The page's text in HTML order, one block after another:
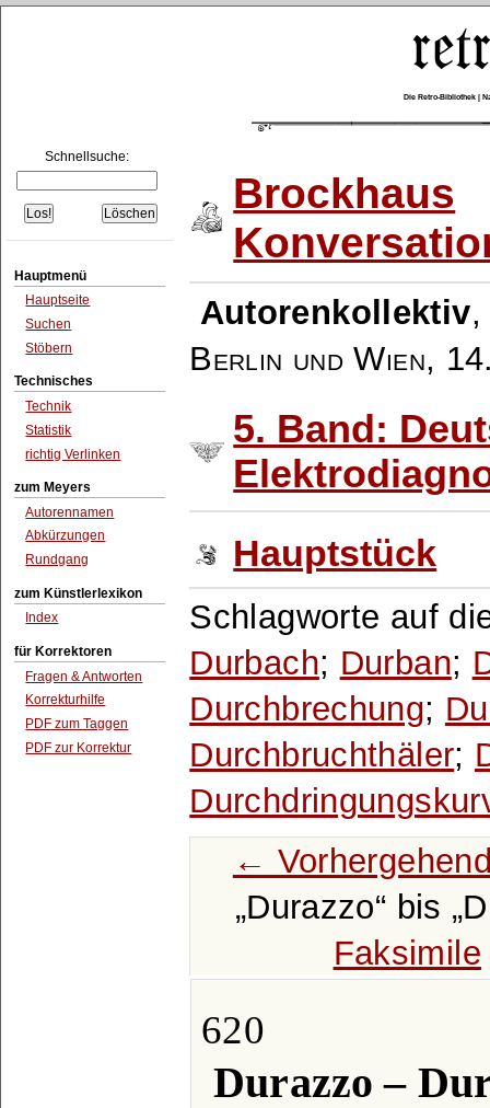
Die Retro-Bibliothek |
Schnellsuche:
Hauptmenü
Hauptseite
Suchen
Stöbern
Technisches
Technik
Statistik
richtig Verlinken
zum Meyers
Autorennamen
Abkürzungen
Rundgang
zum Künstlerlexikon
Index
für Korrektoren
Fragen & Antworten
Korrekturhilfe
PDF zum Taggen
PDF zur Korrektur
Brockhaus
Autorenkollektiv
Berlin und Wien,
5. Band:
Hauptstück
Schlagworte auf
Durbach; Durban;
Durchbrechung;
Durchbruchthäler;
←
Durazzo
bis
Faksimile
620
Durazzo –